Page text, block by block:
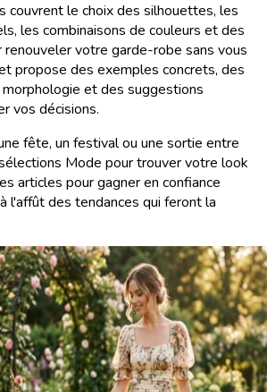
couvrent le choix des silhouettes, les
les combinaisons de couleurs et des
votre garde-robe sans vous
propose des exemples concrets, des
et des suggestions
vos décisions.
fête, un festival ou une sortie entre
Mode pour trouver votre look
articles pour gagner en confiance
l'affût des tendances qui feront la